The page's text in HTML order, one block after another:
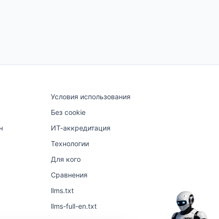
Условия использования
Без cookie
ИТ-аккредитация
Технологии
Для кого
Сравнения
llms.txt
llms-full-en.txt